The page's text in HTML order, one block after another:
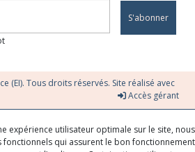
S'abonner
(EI). Tous droits réservés. Site réalisé avec
Accès gérant
expérience utilisateur optimale sur le site, nous
fonctionnels qui assurent le bon fonctionnement